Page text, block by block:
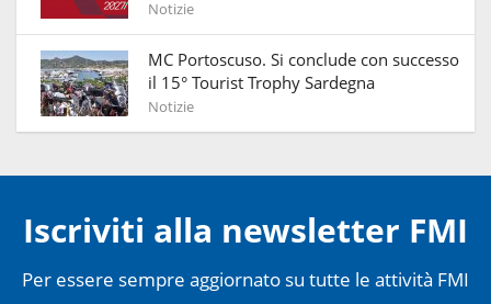
Notizie
MC Portoscuso. Si conclude con successo
il 15° Tourist Trophy Sardegna
Notizie
Iscriviti alla newsletter FMI
Per essere sempre aggiornato su tutte le attività FMI